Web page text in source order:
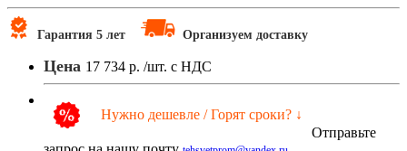
Гарантия 5 лет Организуем доставку
Цена 17 734 р. /шт. с НДС
Нужно дешевле / Горят сроки? ↓
Отправьте